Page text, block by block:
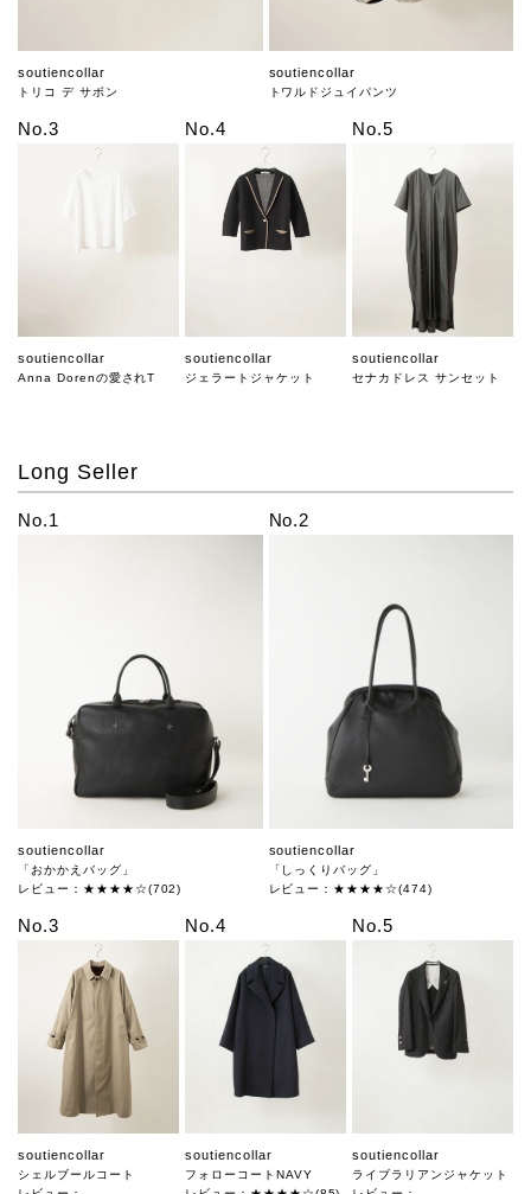
soutiencollar
トリコ デ サボン
soutiencollar
トワルドジュイパンツ
No.3
soutiencollar
Anna Dorenの愛されT
No.4
soutiencollar
ジェラートジャケット
No.5
soutiencollar
セナカドレス サンセット
Long Seller
No.1
soutiencollar
「おかかえバッグ」
レビュー：★★★★☆(702)
No.2
soutiencollar
「しっくりバッグ」
レビュー：★★★★☆(474)
No.3
soutiencollar
シェルブールコート
No.4
soutiencollar
フォローコートNAVY
No.5
soutiencollar
ライブラリアンジャケット